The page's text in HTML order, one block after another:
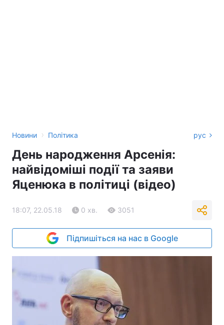
Новини › Політика рус
День народження Арсенія:
найвідоміші події та заяви
Яценюка в політиці (відео)
18:07, 22.05.18 0 хв. 3051
Підпишіться на нас в Google